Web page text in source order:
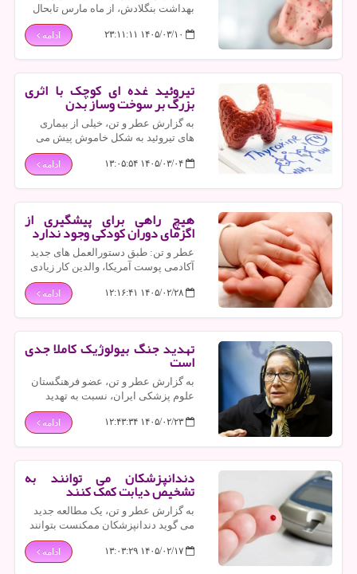
بهداشت بنگلادش، از ماه مارس تابحال
بیشتر از ۵۰۰ کودک مشکوک یا دچار
سرخک در این کشور جان خویش را از
ادامه
تیروئید غده ای کوچک با اثری
بزرگ بر سوخت وساز بدن
به گزارش عطر و تن، خیلی از بیماری
های تیروئید به شکل خاموش پیش می
روند و افراد امکان دارد سال ها بدون
آگاهی از کم کاری یا پرکاری تیروئید
۱۴۰۵/۰۳/۰۴ ۱۳:۰۵:۵۴ ادامه
هیچ راهی برای پیشگیری از
اگزمای دوران کودکی وجود ندارد
عطر و تن: طبق دستورالعمل های جدید
آکادمی پوست آمریکا، والدین کار زیادی
نمی توانند برای پیشگیری از ابتلای
فرزندانشان به اگزما انجام دهند.
۱۴۰۵/۰۲/۲۸ ۱۲:۱۶:۴۱ ادامه
تهدید جنگ بیولوژیک کاملا جدی
است
به گزارش عطر و تن، عضو فرهنگستان
علوم پزشکی ایران، نسبت به تهدید
جنگ های بیولوژیک گوشزد نمود و اظهار
داشت: تهدید جنگ بیولوژیک کاملا جدی
۱۴۰۵/۰۲/۲۳ ۱۲:۴۳:۳۴ ادامه
دندانپزشکان می توانند به
تشخیص دیابت کمک کنند
به گزارش عطر و تن، یک مطالعه جدید
می گوید دندانپزشکان ممکنست بتوانند
با یک آزمایش ساده در مطب، دیابت را
در میان بیماران خود تشخیص دهند.
۱۴۰۵/۰۲/۱۷ ۱۳:۰۳:۲۹ ادامه